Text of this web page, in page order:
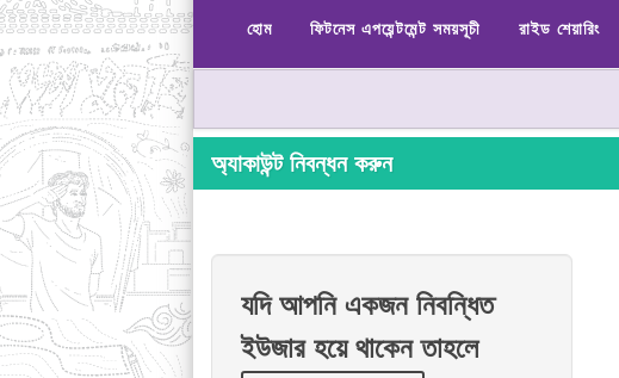
হোম ফিটনেস এপয়েন্টমেন্ট সময়সূচী রাইড শেয়ারিং
অ্যাকাউন্ট নিবন্ধন করুন
যদি আপনি একজন নিবন্ধিত
ইউজার হয়ে থাকেন তাহলে